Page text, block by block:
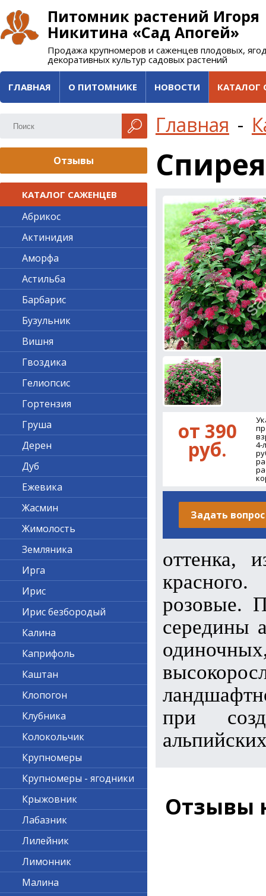
Питомник растений Игоря
Никитина «Сад Апогей»
Продажа крупномеров и саженцев плодовых,
декоративных культур садовых растений
ГЛАВНАЯ О ПИТОМНИКЕ НОВОСТИ КАТАЛОГ
Главная -
от 390
руб. 4-
Задать вопрос
оттенка,
розовые.
середины
при
Отзывы
Отзывы
КАТАЛОГ САЖЕНЦЕВ
Абрикос
Актинидия
Аморфа
Астильба
Барбарис
Бузульник
Вишня
Гвоздика
Гелиопсис
Гортензия
Груша
Дерен
Дуб
Ежевика
Жасмин
Жимолость
Земляника
Ирга
Ирис
Ирис безбородый
Калина
Каприфоль
Каштан
Клопогон
Клубника
Колокольчик
Крупномеры
Крупномеры - ягодники
Крыжовник
Лабазник
Лилейник
Лимонник
Малина